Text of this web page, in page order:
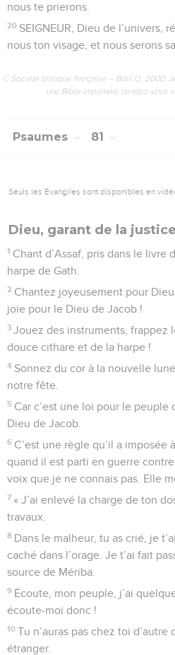
nous te prierons.
20 SEIGNEUR, Dieu de l’univers,
nous ton visage, et nous serons
© Société biblique française – Bibli’O, 2000,
une Bible imprimée, rendez-vous
Psaumes 81
Seuls les Évangiles sont disponibles en
Dieu, garant de la
1 Chant d’Assaf, pris dans le livre
harpe de Gath.
2 Chantez joyeusement pour
joie pour le Dieu de Jacob !
3 Jouez des instruments, frappez
douce cithare et de la harpe !
4 Sonnez du cor à la nouvelle
notre fête.
5 Car c’est une loi pour le peuple
Dieu de Jacob.
6 C’est une règle qu’il a imposée
quand il est parti en guerre contre
voix que je ne connais pas. Elle
7 « J’ai enlevé la charge de ton
travaux.
8 Dans le malheur, tu as crié, je
caché dans l’orage. Je t’ai fait
source de Mériba.
9 Écoute, mon peuple, j’ai
écoute-moi donc !
10 Tu n’auras pas chez toi d’autre
étranger.